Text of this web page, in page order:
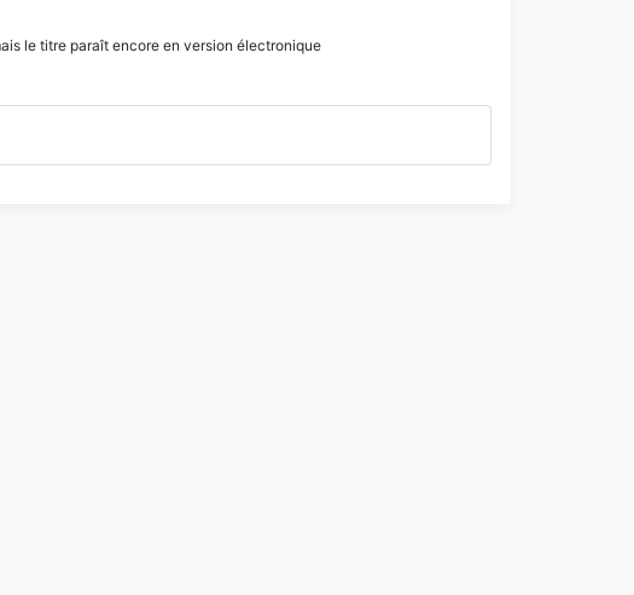
le titre paraît encore en version électronique